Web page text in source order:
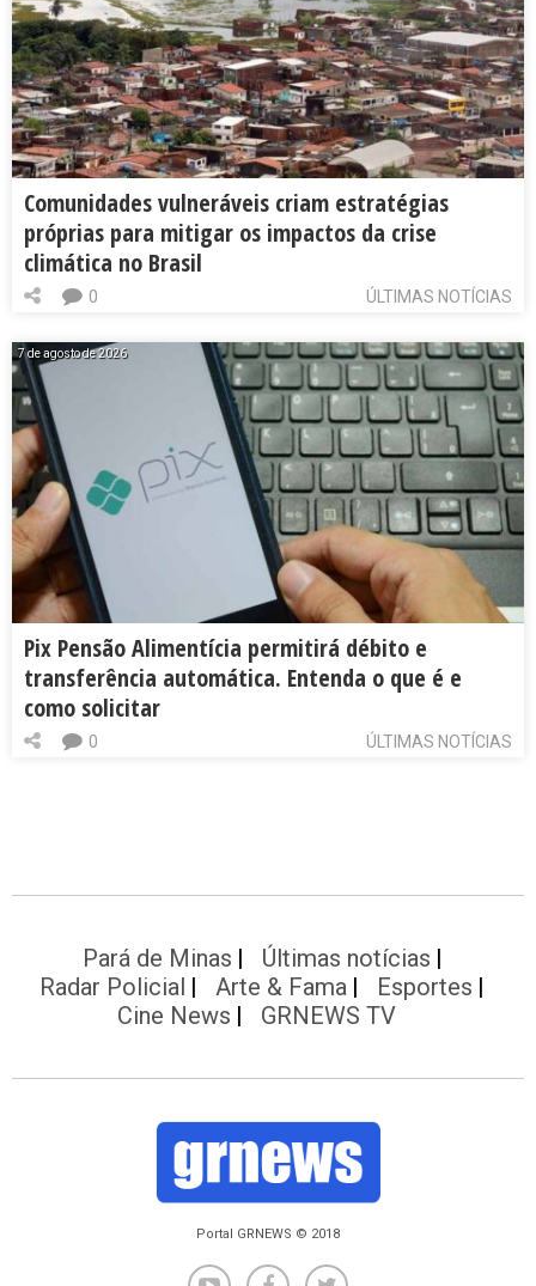
Comunidades vulneráveis criam estratégias
próprias para mitigar os impactos da crise
climática no Brasil
ÚLTIMAS NOTÍCIAS
0
7 de agosto de 2026
Pix Pensão Alimentícia permitirá débito e
transferência automática. Entenda o que é e
como solicitar
ÚLTIMAS NOTÍCIAS
0
Pará de Minas
Últimas notícias
Radar Policial
Arte & Fama
Esportes
Cine News
GRNEWS TV
Portal GRNEWS © 2018